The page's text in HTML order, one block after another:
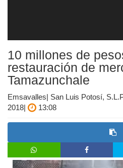
10 millones de
restauración de
Tamazunchale
Emsavalles| San Luis Potosí,
2018|
13:08